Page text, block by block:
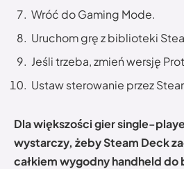
Wróć do Gaming Mode.
Uruchom grę z biblioteki
Jeśli trzeba, zmień wersję
Ustaw sterowanie przez
Dla większości gier single-
wystarczy, żeby Steam Deck
całkiem wygodny handheld